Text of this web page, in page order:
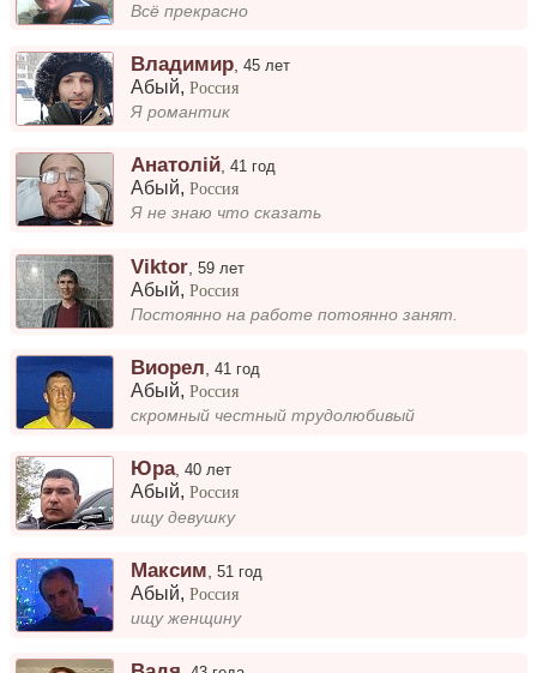
Всё прекрасно
Владимир ,45 лет
Абый,Россия
Я романтик
Анатолій,41 год
Абый,Россия
Я не знаю что сказать
Viktor ,59 лет
Абый,Россия
Постоянно на работе потоянно занят.
Виорел ,41 год
Абый,Россия
скромный честный трудолюбивый
Юра,40 лет
Абый,Россия
ищу девушку
Максим ,51 год
Абый,Россия
ищу женщину